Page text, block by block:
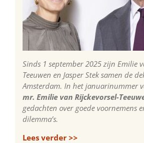
Sinds 1 september 2025 zijn Emilie
Teeuwen en Jasper Stek samen de
Amsterdam. In het januarinummer
mr. Emilie van Rijckevorsel-
gedachten over goede voornemens
dilemma’s.
Lees verder >>